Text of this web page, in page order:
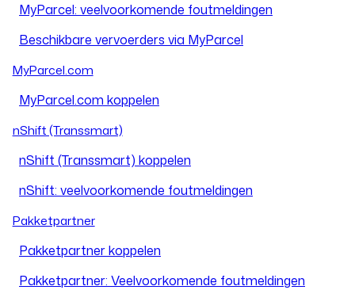
MyParcel: veelvoorkomende foutmeldingen
Beschikbare vervoerders via MyParcel
MyParcel.com
MyParcel.com koppelen
nShift (Transsmart)
nShift (Transsmart) koppelen
nShift: veelvoorkomende foutmeldingen
Pakketpartner
Pakketpartner koppelen
Pakketpartner: Veelvoorkomende foutmeldingen